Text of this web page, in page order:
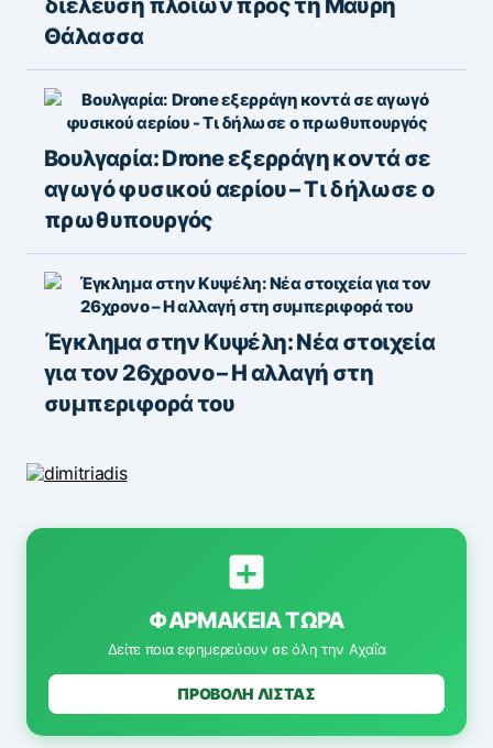
Θάλασσα
Βουλγαρία: Drone εξερράγη κοντά σε
αγωγό φυσικού αερίου – Τι δήλωσε ο
πρωθυπουργός
Έγκλημα στην Κυψέλη: Νέα στοιχεία
για τον 26χρονο – Η αλλαγή στη
συμπεριφορά του
ΦΑΡΜΑΚΕΊΑ ΤΏΡΑ
Δείτε ποια εφημερεύουν σε όλη την Αχαΐα
ΠΡΟΒΟΛΗ ΛΙΣΤΑΣ